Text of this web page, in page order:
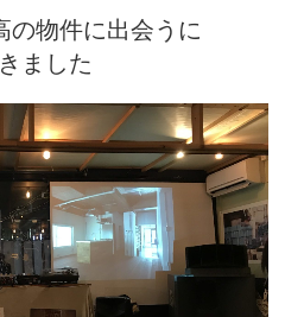
の物件に出会うに
ました